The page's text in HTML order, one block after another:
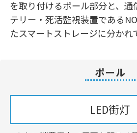
を取り付けるポール部分と、通
テリー・死活監視装置である
たスマートストレージに分かれ
ポール
LED街灯